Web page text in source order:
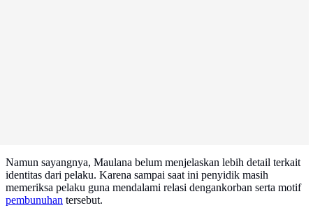
Namun sayangnya, Maulana belum menjelaskan lebih detail terkait
identitas dari pelaku. Karena sampai saat ini penyidik masih
memeriksa pelaku guna mendalami relasi dengankorban serta motif
pembunuhan tersebut.